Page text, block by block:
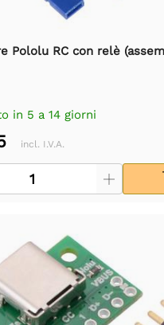
Pololu RC con relè
in 5 a 14 giorni
incl. I.V.A.